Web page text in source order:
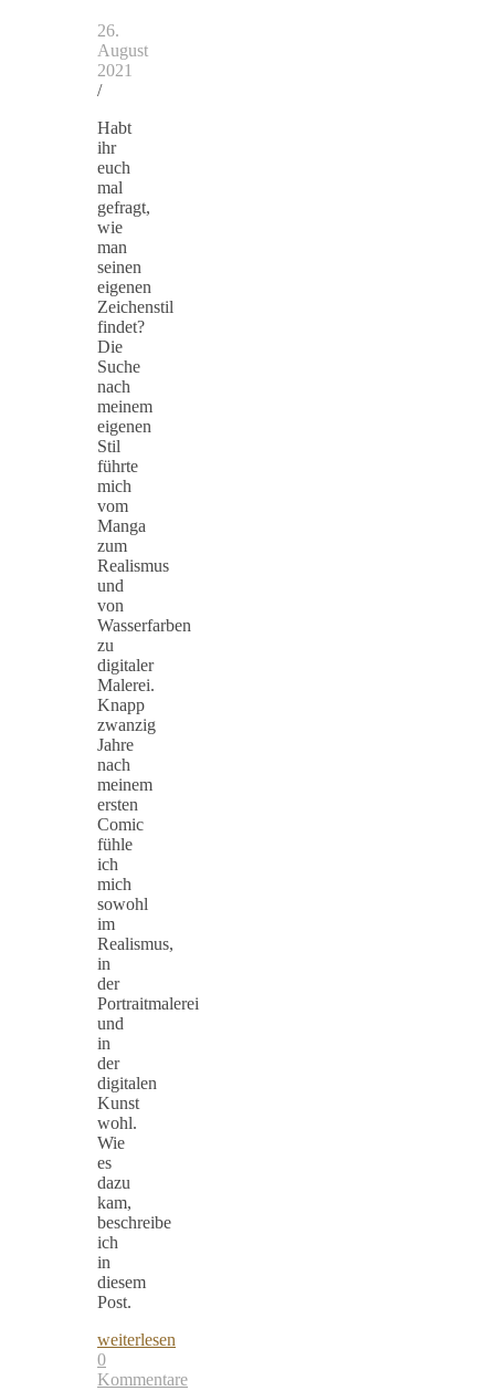
26.
August
2021
/
Habt
ihr
euch
mal
gefragt,
wie
man
seinen
eigenen
Zeichenstil
findet?
Die
Suche
nach
meinem
eigenen
Stil
führte
mich
vom
Manga
zum
Realismus
und
von
Wasserfarben
zu
digitaler
Malerei.
Knapp
zwanzig
Jahre
nach
meinem
ersten
Comic
fühle
ich
mich
sowohl
im
Realismus,
in
der
Portraitmalerei
und
in
der
digitalen
Kunst
wohl.
Wie
es
dazu
kam,
beschreibe
ich
in
diesem
Post.
weiterlesen
0
Kommentare